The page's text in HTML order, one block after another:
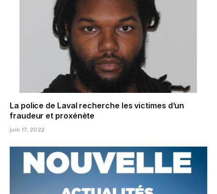
La police de Laval recherche les victimes d’un
fraudeur et proxénète
juin 17, 2022